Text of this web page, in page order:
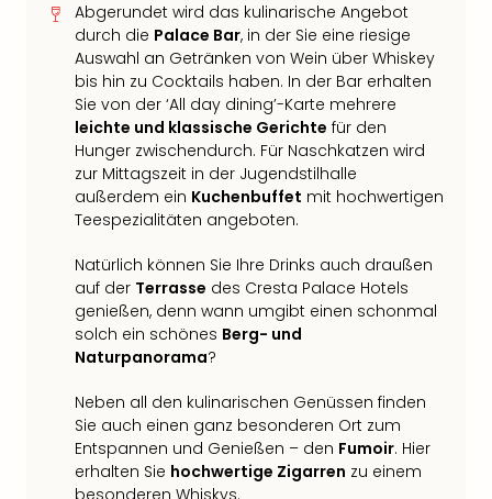
Abgerundet wird das kulinarische Angebot
durch die Palace Bar, in der Sie eine riesige
Auswahl an Getränken von Wein über Whiskey
bis hin zu Cocktails haben. In der Bar erhalten
Sie von der ‘All day dining’-Karte mehrere
leichte und klassische Gerichte für den
Hunger zwischendurch. Für Naschkatzen wird
zur Mittagszeit in der Jugendstilhalle
außerdem ein Kuchenbuffet mit hochwertigen
Teespezialitäten angeboten.
Natürlich können Sie Ihre Drinks auch draußen
auf der Terrasse des Cresta Palace Hotels
genießen, denn wann umgibt einen schonmal
solch ein schönes Berg- und
Naturpanorama?
Neben all den kulinarischen Genüssen finden
Sie auch einen ganz besonderen Ort zum
Entspannen und Genießen – den Fumoir. Hier
erhalten Sie hochwertige Zigarren zu einem
besonderen Whiskys.